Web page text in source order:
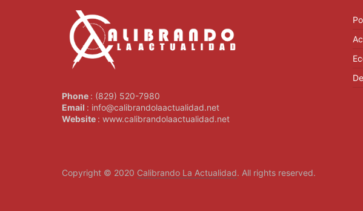
Phone : (829) 520-7980
Email : info@calibrandolaactualidad.net
Website : www.calibrandolaactualidad.net
Copyright © 2020 Calibrando La Actualidad. All rights reserved.